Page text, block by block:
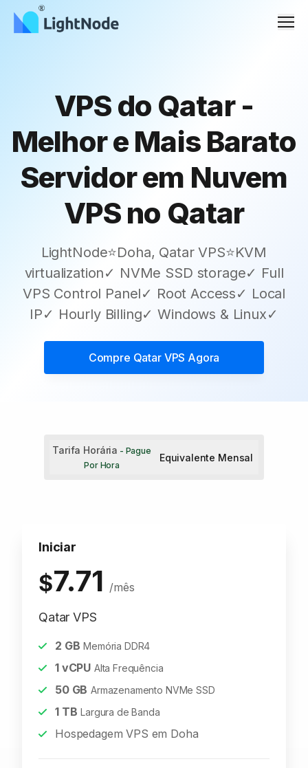
VPS do Qatar -
Melhor e Mais Barato
Servidor em Nuvem
VPS no Qatar
LightNode⭐Doha, Qatar VPS⭐KVM
virtualization✓ NVMe SSD storage✓ Full
VPS Control Panel✓ Root Access✓ Local
IP✓ Hourly Billing✓ Windows & Linux✓
Compre Qatar VPS Agora
Tarifa Horária - Pague
Por Hora
Equivalente Mensal
Iniciar
$7.71 /mês
Qatar VPS
2 GB Memória DDR4
1vCPU Alta Frequência
50GB Armazenamento NVMe SSD
1TB Largura de Banda
Hospedagem VPS em Doha